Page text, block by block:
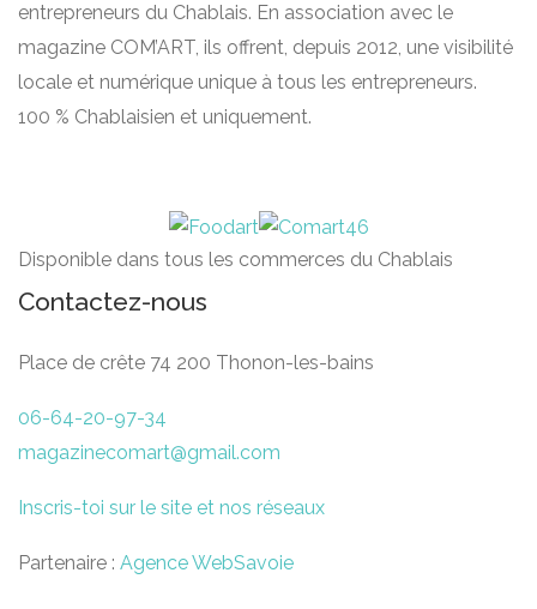
entrepreneurs du Chablais. En association avec le
magazine COM’ART, ils offrent, depuis 2012, une visibilité
locale et numérique unique à tous les entrepreneurs.
100 % Chablaisien et uniquement.
Disponible dans tous les commerces du Chablais
Contactez-nous
Place de crête 74 200 Thonon-les-bains
06-64-20-97-34
magazinecomart@gmail.com
Inscris-toi sur le site et nos réseaux
Partenaire : Agence WebSavoie